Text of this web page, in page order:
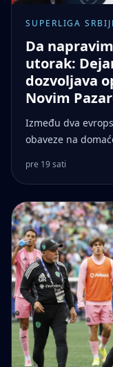
SUPERLIGA
Da
utorak:
dozvoljava
Novim
Između dva
obaveze na
pre 19 sati